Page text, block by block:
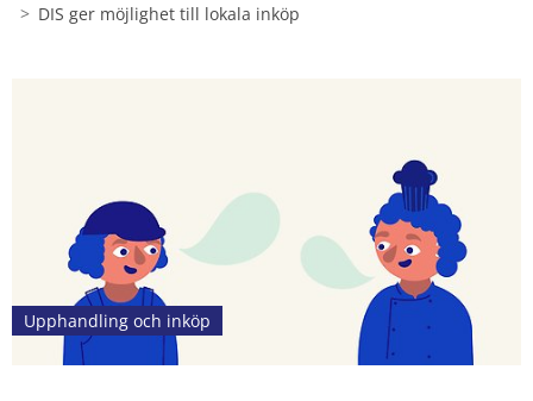
DIS ger möjlighet till lokala inköp
Upphandling och inköp